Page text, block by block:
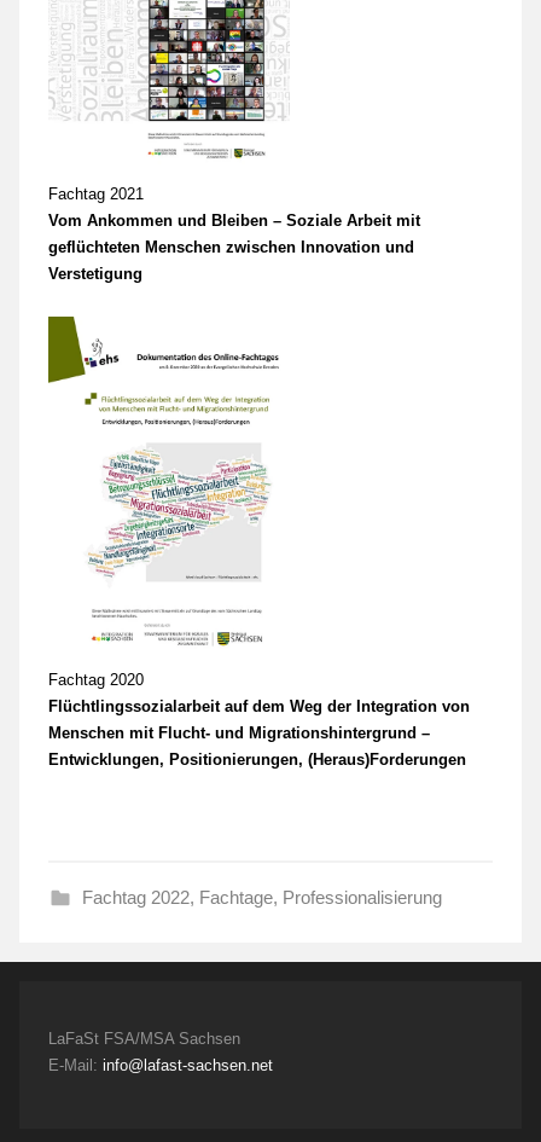
Fachtag 2021
Vom Ankommen und Bleiben – Soziale Arbeit mit
geflüchteten Menschen zwischen Innovation und
Verstetigung
Fachtag 2020
Flüchtlingssozialarbeit auf dem Weg der Integration von
Menschen mit Flucht- und Migrationshintergrund –
Entwicklungen, Positionierungen, (Heraus)Forderungen
Fachtag 2022, Fachtage, Professionalisierung
LaFaSt FSA/MSA Sachsen
E-Mail: info@lafast-sachsen.net